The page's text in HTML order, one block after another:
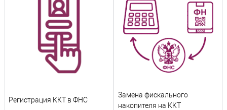
Регистрация ККТ в ФНС
Замена фискального
накопителя на ККТ